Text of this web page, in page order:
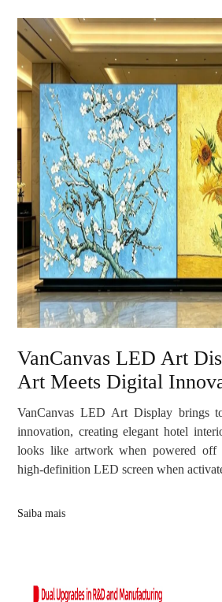
VanCanvas LED Art
Art Meets Digital
VanCanvas LED Art Display brings
innovation, creating elegant hotel
looks like artwork when powered off
high-definition LED screen when
Saiba mais